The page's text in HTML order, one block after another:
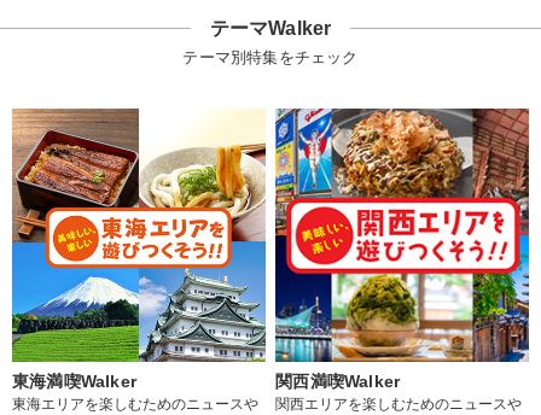
テーマWalker
テーマ別特集をチェック
東海満喫Walker
東海エリアを楽しむためのニュースや
関西満喫Walker
関西エリアを楽しむためのニュースや